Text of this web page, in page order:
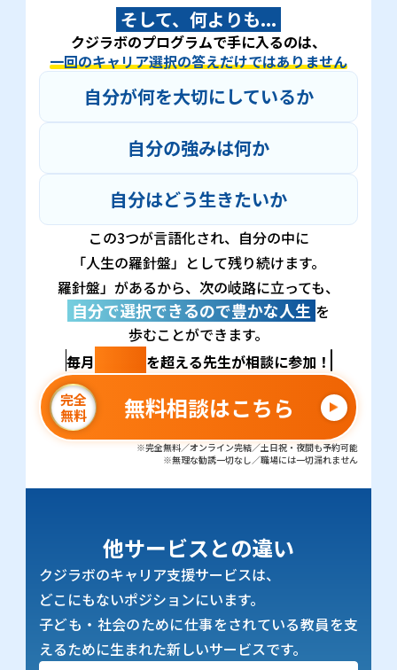
そして、何よりも...
クジラボのプログラムで手に入るのは、
一回のキャリア選択の答えだけではありません
自分が何を大切にしているか
自分の強みは何か
自分はどう生きたいか
この3つが言語化され、自分の中に
「人生の羅針盤」として残り続けます。
羅針盤」があるから、次の岐路に立っても、
自分で選択できるので豊かな人生 を
歩むことができます。
毎月
を超える先生が相談に参加！
完全
無料
無料相談はこちら
※完全無料／オンライン完結／土日祝・夜間も予約可能
※無理な勧誘一切なし／職場には一切漏れません
他サービスとの違い
クジラボのキャリア支援サービスは、
どこにもないポジションにいます。
子ども・社会のために仕事をされている教員を支
えるために生まれた新しいサービスです。